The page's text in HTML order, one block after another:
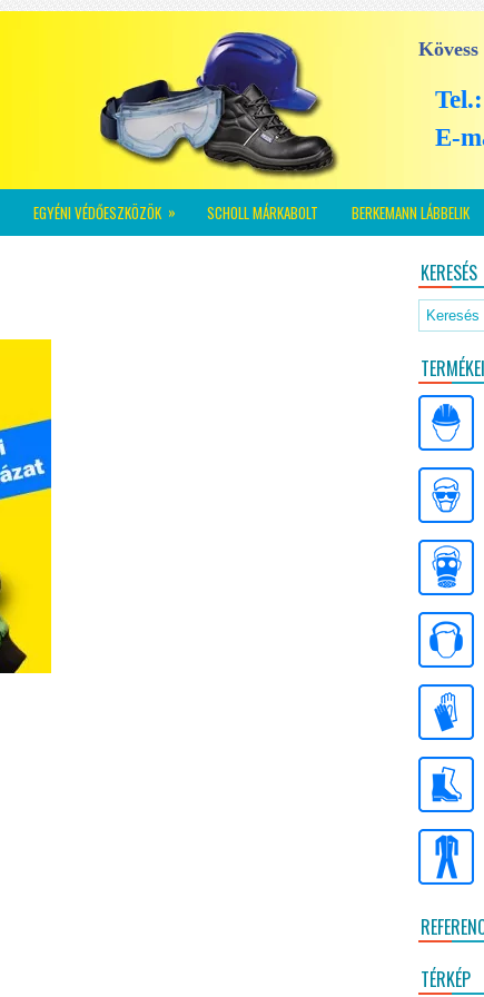
E-
EGYÉNI VÉDŐESZKÖZÖK » SCHOLL MÁRKABOLT BERKEMANN LÁBBELIK
KERESÉS
TÉRKÉP